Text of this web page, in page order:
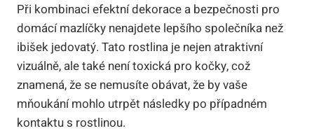
Při kombinaci efektní dekorace a bezpečnosti pro
domácí mazlíčky nenajdete lepšího společníka než
ibišek jedovatý. Tato rostlina je nejen atraktivní
vizuálně, ale také není toxická pro kočky, což
znamená, že se nemusíte obávat, že by vaše
mňoukání mohlo utrpět následky po případném
kontaktu s rostlinou.